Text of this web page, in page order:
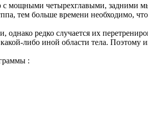
мощными четырехглавыми, задними
тем больше времени необходимо,
редко случается их
либо иной области тела. Поэтому
: